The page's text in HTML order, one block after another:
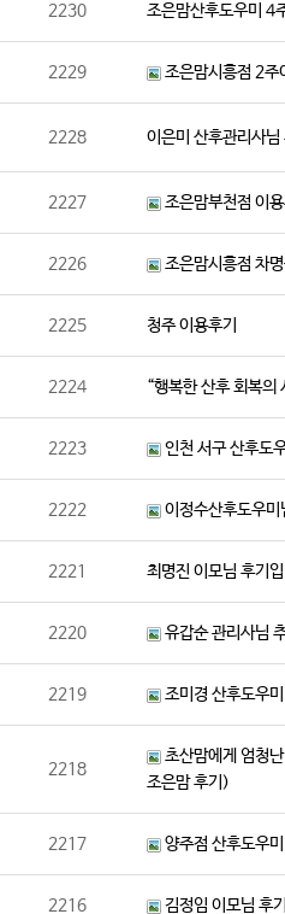
2230 조은맘산후도우미 4
2229 조은맘시흥점 2
2228 이은미 산후관리사
2227 조은맘부천점 이
2226 조은맘시흥점 차
2225 청주 이용후기
2224 “행복한 산후 회복의
2223 인천 서구 산후도
2222 이정수산후도우미
2221 최명진 이모님 후기
2220 유갑순 관리사님
2219 조미경 산후도우
2218
초산맘에게 엄청
조은맘 후기)
2217 양주점 산후도우
2216 김정임 이모님 후